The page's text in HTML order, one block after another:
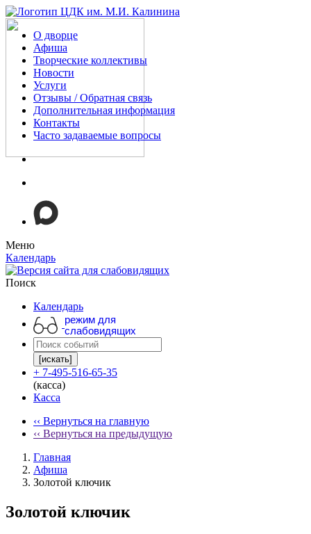
О дворце
Афиша
Творческие коллективы
Новости
Услуги
Отзывы / Обратная связь
Дополнительная информация
Контакты
Часто задаваемые вопросы
Меню
Календарь
Поиск
Календарь
режим для
слабовидящих
[искать]
+ 7-495-516-65-35
(касса)
Касса
‹‹ Вернуться на главную
‹‹ Вернуться на предыдущую
Главная
Афиша
Золотой ключик
Золотой ключик